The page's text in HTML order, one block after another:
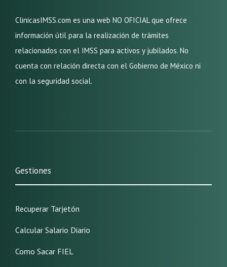
ClinicasIMSS.com es una web NO OFICIAL que ofrece
información útil para la realización de trámites
relacionados con el IMSS para activos y jubilados. No
cuenta con relación directa con el Gobierno de México ni
con la seguridad social.
Gestiones
Recuperar Tarjetón
Calcular Salario Diario
Como Sacar FIEL